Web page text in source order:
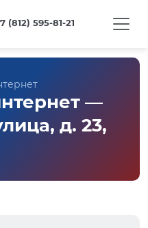
(812) 595-81-21
—
д. 23,